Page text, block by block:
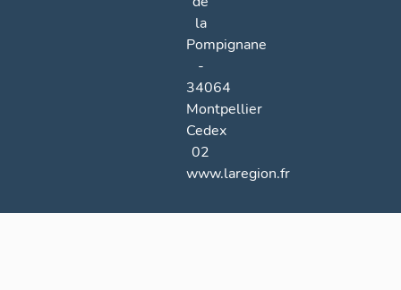
la
Pompignane
-
34064
Montpellier
Cedex
02
www.laregion.fr